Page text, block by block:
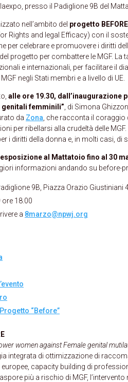
presso il Padiglione 9B del
nell’ambito del progetto BEFORE
Rights and legal Efficacy) con il
per celebrare e promuovere i diritti
progetto per combattere le MGF.
e internazionali, per facilitare il
negli Stati membri e a livello di UE.
alle ore 19.30, dall’inaugurazione
femminili” , di Simona
da Zona , che racconta il coraggio
per ribellarsi alla crudeltà delle
i diritti della donna e, in molti casi, di
al Mattatoio fino al 30
informazioni andando su before-
9B, Piazza Orazio Giustiniani
ore 18.00
a 8marzo@npwj.org
“Before”
women against Female genital
integrata di ottimizzazione di
capacity building di
più a rischio di MGF,